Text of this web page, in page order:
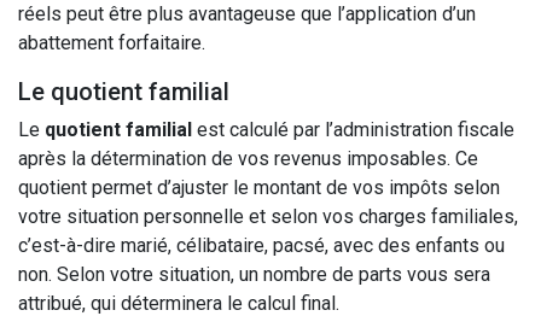
réels peut être plus avantageuse que l’application d’un
abattement forfaitaire.
Le quotient familial
Le quotient familial est calculé par l’administration fiscale
après la détermination de vos revenus imposables. Ce
quotient permet d’ajuster le montant de vos impôts selon
votre situation personnelle et selon vos charges familiales,
c’est-à-dire marié, célibataire, pacsé, avec des enfants ou
non. Selon votre situation, un nombre de parts vous sera
attribué, qui déterminera le calcul final.